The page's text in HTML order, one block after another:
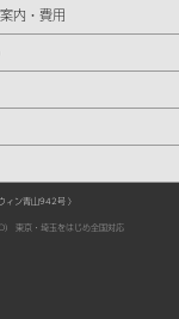
内・費用
ン青山942号 〉
東京・埼玉をはじめ全国対応